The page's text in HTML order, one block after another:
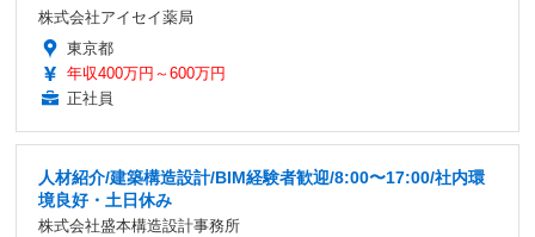
株式会社アイセイ薬局
東京都
年収400万円～600万円
正社員
人材紹介/建築構造設計/BIM経験者歓迎/8:00〜17:00/社内環
境良好・土日休み
株式会社盛本構造設計事務所